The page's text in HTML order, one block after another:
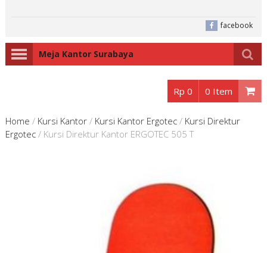
facebook
Meja Kantor Surabaya
Rp 0 0 Item
Home / Kursi Kantor/ Kursi Kantor Ergotec/ Kursi Direktur
Ergotec/ Kursi Direktur Kantor ERGOTEC 505 T